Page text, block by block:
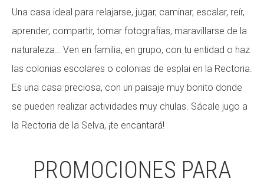
Una casa ideal para relajarse, jugar, caminar, escalar, reír,
aprender, compartir, tomar fotografías, maravillarse de la
naturaleza… Ven en familia, en grupo, con tu entidad o haz
las colonias escolares o colonias de esplai en la Rectoria.
Es una casa preciosa, con un paisaje muy bonito donde
se pueden realizar actividades muy chulas. Sácale jugo a
la Rectoria de la Selva, ¡te encantará!
PROMOCIONES PARA
Notícies
Butlletins
Diari de la Fundació
Fundesplai als mitjans
Xarxes socials
Fes voluntariat
Notícies
Butlletins
Diari de la Fundació
Fundesplai als mitjans
Xarxes socials
Fes voluntariat